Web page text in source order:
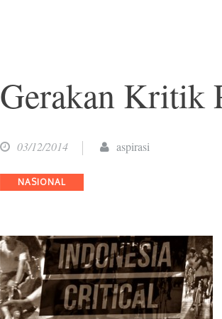
Gerakan Kritik
03/12/2014 aspirasi
Categories
NASIONAL